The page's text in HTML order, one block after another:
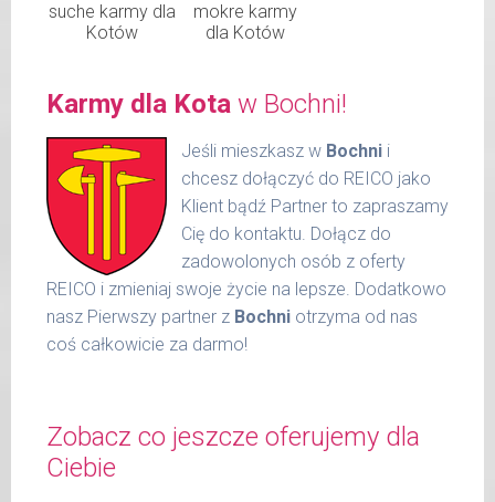
suche karmy dla
Kotów
mokre karmy
dla Kotów
Karmy dla Kota w Bochni!
Jeśli mieszkasz w Bochnii
chcesz dołączyć do REICO jako
Klient bądź Partner to zapraszamy
Cię do kontaktu. Dołącz do
zadowolonych osób z oferty
REICO i zmieniaj swoje życie na lepsze. Dodatkowo
nasz Pierwszy partner z Bochni otrzyma od nas
coś całkowicie za darmo!
Zobacz co jeszcze oferujemy dla
Ciebie